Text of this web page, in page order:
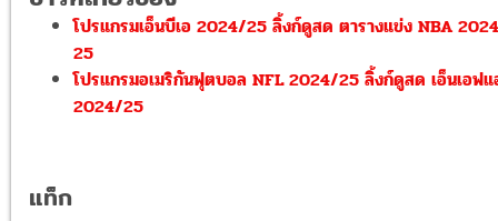
โปรแกรมเอ็นบีเอ 2024/25 ลิ้งก์ดูสด ตารางแข่ง NBA
25
โปรแกรมอเมริกันฟุตบอล NFL 2024/25 ลิ้งก์ดูสด เอ็นเอฟ
2024/25
แท็ก